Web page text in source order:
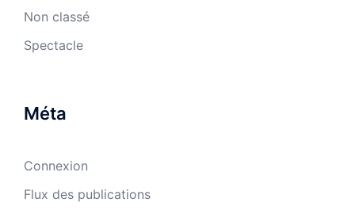
Non classé
Spectacle
Méta
Connexion
Flux des publications